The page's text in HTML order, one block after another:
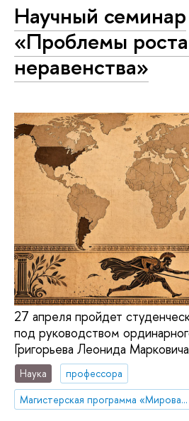
Научный семинар
«Проблемы
неравенства»
27 апреля пройдет
под руководством
Григорьева Леонида Марковича
Наука
профессора
Магистерская программа «Мировая экономика»